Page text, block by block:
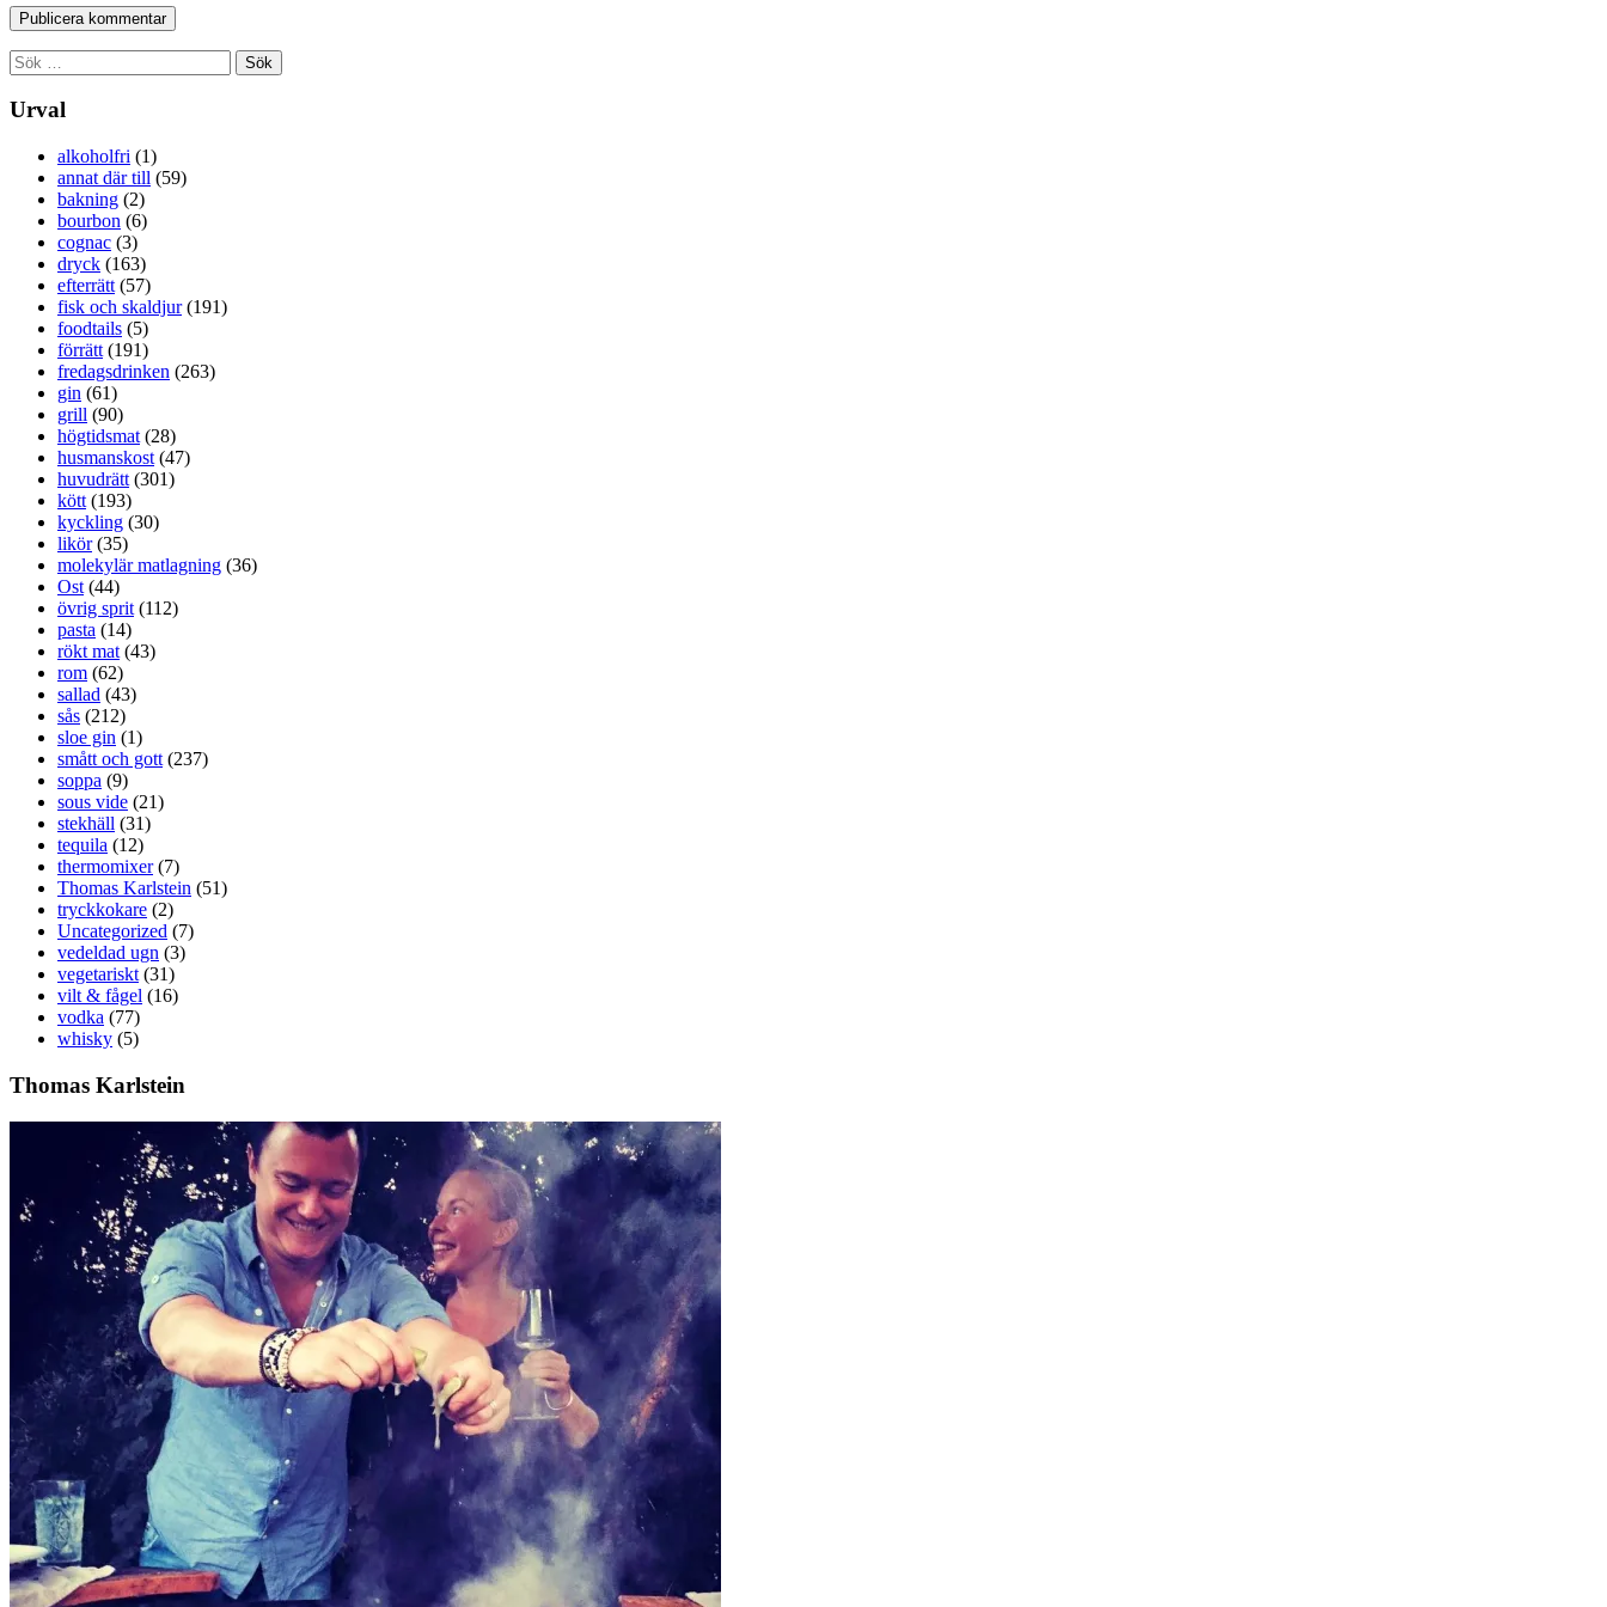
Sök
efter:
Urval
alkoholfri (1)
annat där till (59)
bakning (2)
bourbon (6)
cognac (3)
dryck (163)
efterrätt (57)
fisk och skaldjur(191)
foodtails (5)
förrätt (191)
fredagsdrinken (263)
gin (61)
grill (90)
högtidsmat (28)
husmanskost (47)
huvudrätt (301)
kött (193)
kyckling (30)
likör(35)
molekylär matlagning (36)
Ost (44)
övrig sprit (112)
pasta (14)
rökt mat (43)
rom (62)
sallad (43)
sås (212)
sloe gin (1)
smått och gott (237)
soppa (9)
sous vide (21)
stekhäll (31)
tequila (12)
thermomixer(7)
Thomas Karlstein (51)
tryckkokare (2)
Uncategorized (7)
vedeldad ugn (3)
vegetariskt (31)
vilt & fågel (16)
vodka (77)
whisky (5)
Thomas Karlstein